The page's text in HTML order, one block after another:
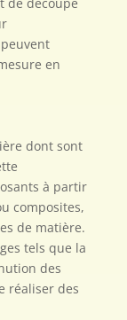
en
dont sont
à partir
composites,
de matière.
tels que la
des
réaliser des